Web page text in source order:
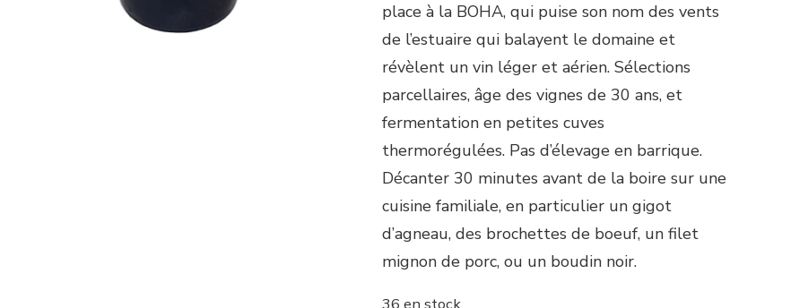
place à la BOHA, qui puise son nom des vents
de l’estuaire qui balayent le domaine et
révèlent un vin léger et aérien. Sélections
parcellaires, âge des vignes de 30 ans, et
fermentation en petites cuves
thermorégulées. Pas d’élevage en barrique.
Décanter 30 minutes avant de la boire sur une
cuisine familiale, en particulier un gigot
d’agneau, des brochettes de boeuf, un filet
mignon de porc, ou un boudin noir.